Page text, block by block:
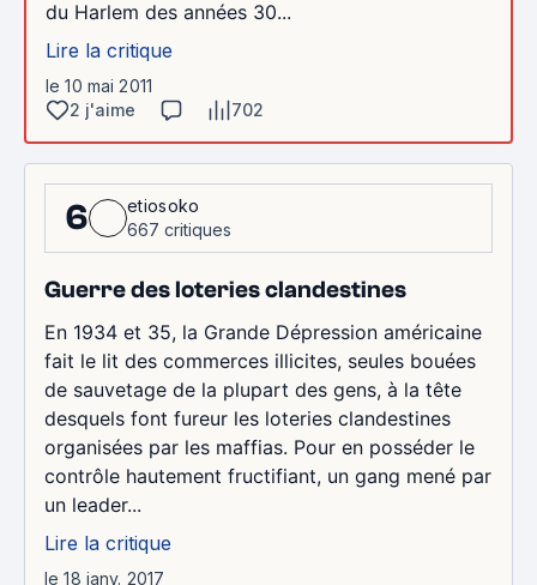
du Harlem des années 30...
Lire la critique
le 10 mai 2011
2 j'aime
702
6
etiosoko
667 critiques
Guerre des loteries clandestines
En 1934 et 35, la Grande Dépression américaine
fait le lit des commerces illicites, seules bouées
de sauvetage de la plupart des gens, à la tête
desquels font fureur les loteries clandestines
organisées par les maffias. Pour en posséder le
contrôle hautement fructifiant, un gang mené par
un leader...
Lire la critique
le 18 janv. 2017